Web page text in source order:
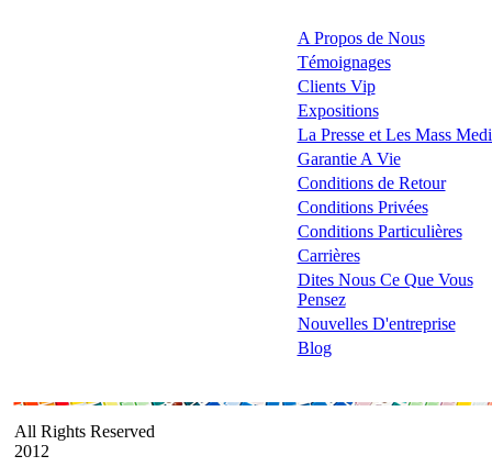
A Propos de Nous
Témoignages
Clients Vip
Expositions
La Presse et Les Mass
Garantie A Vie
Conditions de Retour
Conditions Privées
Conditions Particulières
Carrières
Dites Nous Ce Que Vous
Pensez
Nouvelles D'entreprise
Blog
All Rights Reserved
2012